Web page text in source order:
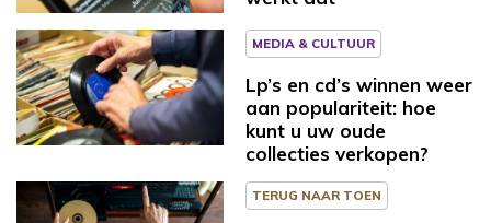
MEDIA & CULTUUR
Lp’s en cd’s winnen weer
aan populariteit: hoe
kunt u uw oude
collecties verkopen?
TERUG NAAR TOEN